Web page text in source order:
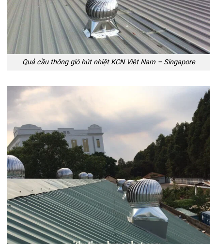
Quả cầu thông gió hút nhiệt KCN Việt Nam – Singapore